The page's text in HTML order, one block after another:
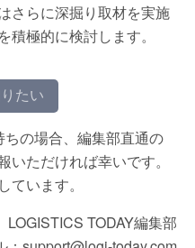
さらに深掘り取材を実施
積極的に検討します。
たい
の場合、編集部直通の
ただければ幸いです。
います。
LOGISTICS TODAY編集部